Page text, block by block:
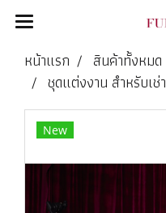
หน้าแรก สินค้าทั้งหมด
ชุดแต่งงาน สำหรับเช่า
New